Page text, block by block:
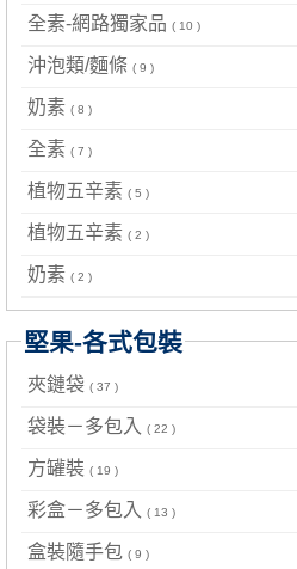
全素-網路獨家品 ( 10 )
沖泡類/麵條 ( 9 )
奶素 ( 8 )
全素 ( 7 )
植物五辛素 ( 5 )
植物五辛素 ( 2 )
奶素 ( 2 )
堅果-各式包裝
夾鏈袋 ( 37 )
袋裝－多包入 ( 22 )
方罐裝 ( 19 )
彩盒－多包入 ( 13 )
盒裝隨手包 ( 9 )